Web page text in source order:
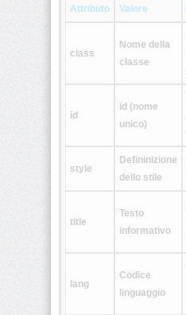
<bdo>
<big>
<blockquote>
<br>
Attributo Valore
class
Nome della
classe
id
id (nome
unico)
style
Defininizione
dello stile
title
Testo
informativo
lang
Codice
linguaggio